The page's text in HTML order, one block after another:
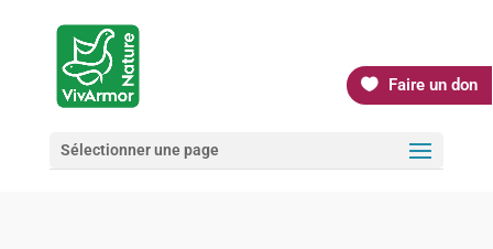
Faire un don
Sélectionner une page